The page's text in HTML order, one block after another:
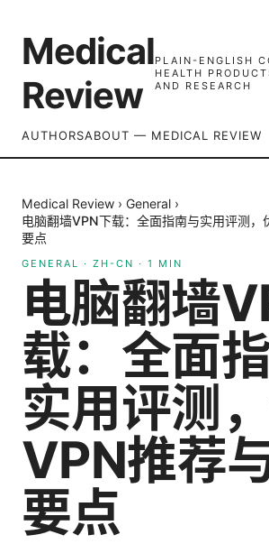
Medical
Review
PLAIN-ENGLISH
HEALTH
AND RESEARCH
AUTHORSABOUT — MEDICAL REVIEW
Medical Review › General ›
电脑翻墙VPN下载：全面指南与实用评测，
要点
GENERAL · ZH-CN · 1 MIN
电脑翻墙
载：全面
实用评测
VPN推荐
要点